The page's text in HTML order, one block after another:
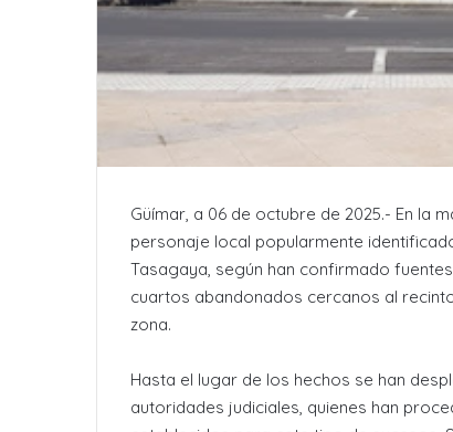
Güímar, a 06 de octubre de 2025.- En la
personaje local popularmente
Tasagaya, según han confirmado
cuartos abandonados cercanos al
zona.
Hasta el lugar de los hechos se han
autoridades judiciales, quienes han